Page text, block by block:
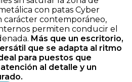
con patas Cyber
carácter contemporáneo,
permiten conducir el
Más que un escritorio,
que se adapta al ritmo
para puestos que
al detalle y un